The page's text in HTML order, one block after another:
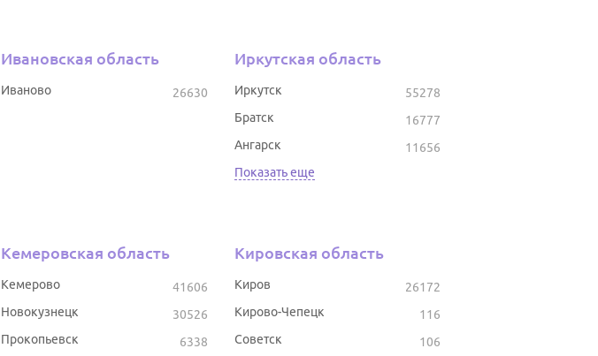
Ивановская область
26630
Иваново
Иркутская область
55278
Иркутск
16777
Братск
11656
Ангарск
Показать еще
Кемеровская область
41606
Кемерово
30526
Новокузнецк
6338
Прокопьевск
Кировская область
26172
Киров
116
Кирово-Чепецк
106
Советск